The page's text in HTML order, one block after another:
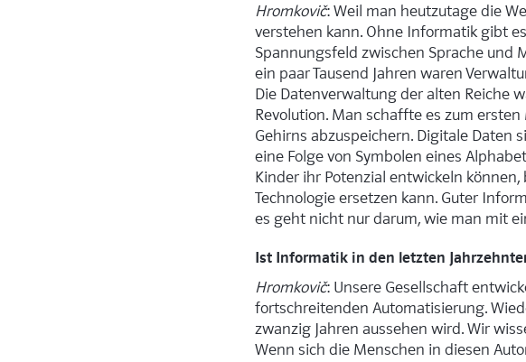
Hromkovič: Weil man heutzutage die
verstehen kann. Ohne Informatik gibt
Spannungsfeld zwischen Sprache und
ein paar Tausend Jahren waren
Die Datenverwaltung der alten Reiche
Revolution. Man schaffte es zum
Gehirns abzuspeichern. Digitale Daten
eine Folge von Symbolen eines
Kinder ihr Potenzial entwickeln
Technologie ersetzen kann. Guter
es geht nicht nur darum, wie man mit
Ist Informatik in den letzten
Hromkovič: Unsere Gesellschaft
fortschreitenden Automatisierung.
zwanzig Jahren aussehen wird. Wir
Wenn sich die Menschen in diesen